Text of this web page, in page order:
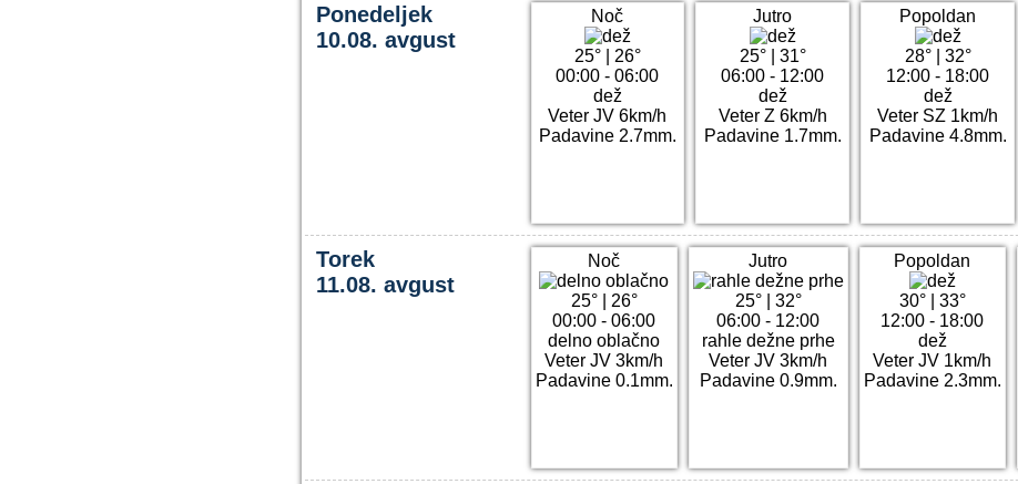
Ponedeljek
10.08. avgust
Noč
25°| 26°
00:00 - 06:00
dež
Veter JV 6km/h
Padavine 2.7mm.
Jutro
25°| 31°
06:00 - 12:00
dež
Veter Z 6km/h
Padavine 1.7mm.
Popoldan
28°| 32°
12:00 - 18:00
dež
Veter SZ 1km/h
Padavine 4.8mm.
Torek
11.08. avgust
Noč
25°| 26°
00:00 - 06:00
delno oblačno
Veter JV 3km/h
Padavine 0.1mm.
Jutro
25°| 32°
06:00 - 12:00
rahle dežne prhe
Veter JV 3km/h
Padavine 0.9mm.
Popoldan
30°| 33°
12:00 - 18:00
dež
Veter JV 1km/h
Padavine 2.3mm.